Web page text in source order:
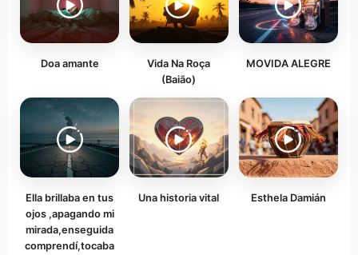
Doa amante
Vida Na Roça
(Baião)
MOVIDA ALEGRE
Ella brillaba en tus
ojos ,apagando mi
mirada,enseguida
comprendí,tocaba
Una historia vital Esthela Damián